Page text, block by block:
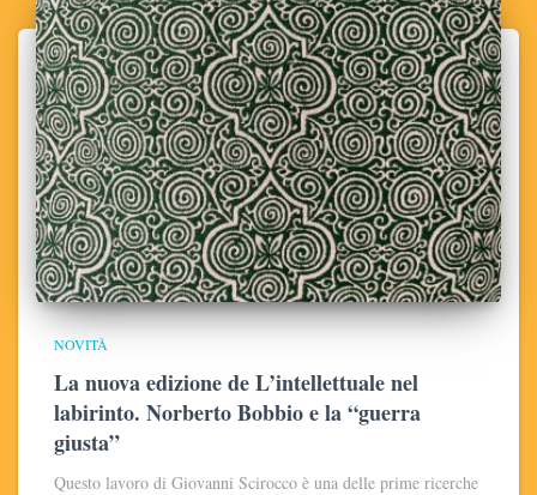
NOVITÀ
La nuova edizione de L’intellettuale nel
labirinto. Norberto Bobbio e la “guerra
giusta”
Questo lavoro di Giovanni Scirocco è una delle prime ricerche